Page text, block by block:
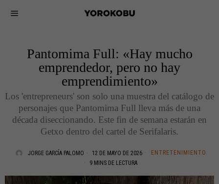
Pantomima Full: «Hay mucho
emprendedor, pero no hay
emprendimiento»
Los 'entrepreneurs' son solo una muestra del catálogo de
personajes que Pantomima Full lleva más de una
década diseccionando. Este fin de semana estarán en
Getxo dentro del cartel de Serifalaris.
JORGE GARCÍA PALOMO 12 DE MAYO DE 2026
ENTRETENIMIENTO
9 MINS DE LECTURA